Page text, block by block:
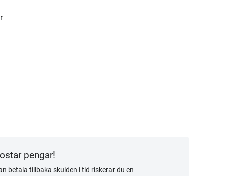
pengar!
betala tillbaka skulden i tid riskerar du en